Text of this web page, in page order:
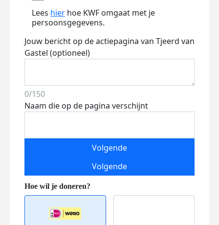
Lees hier hoe KWF omgaat met je
persoonsgegevens.
Jouw bericht op de actiepagina van Tjeerd van
Gastel (optioneel)
0/150
Naam die op de pagina verschijnt
Volgende
Volgende